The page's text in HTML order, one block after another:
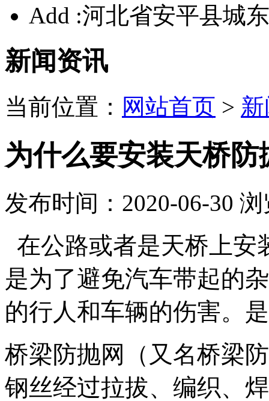
Add :河北省安平县城
新闻资讯
当前位置： 网站首页 >
为什么要安装天桥防
发布时间：2020-06-30 浏
在公路或者是天桥上安
是为了避免汽车带起的
的行人和车辆的伤害。
桥梁防抛网（又名桥梁
钢丝经过拉拔、编织、